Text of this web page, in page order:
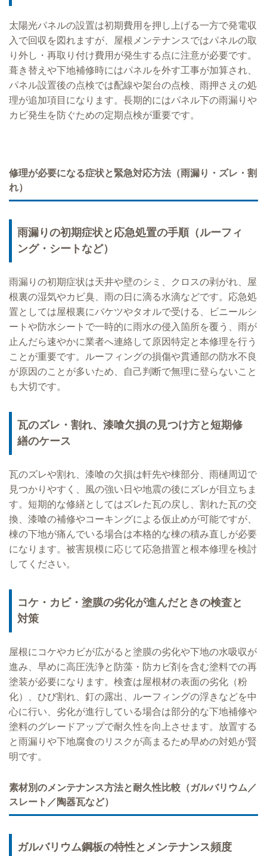
太陽光パネルの設置は初期費用を押し上げる一方で発電収
入で回収を図れますが、屋根メンテナンスではパネルの取
り外し・再取り付け費用が発生する点に注意が必要です。
葺き替えや下地補修時にはパネルを外す工事が加算され、
パネル設置後の点検では配線や架台の点検、雨押さえの処
理が追加項目になります。長期的にはパネル下の雨漏りや
カビ発生を防ぐための定期点検が重要です。
修理が必要になる症状と緊急対応方法（雨漏り・ズレ・割
れ）
雨漏りの初期症状と応急処置の手順（ルーフィ
ング・シートなど）
雨漏りの初期症状は天井や壁のシミ、クロスの剥がれ、屋
根裏の湿気やカビ臭、雨の日に滴る水滴などです。応急処
置としては屋根裏にバケツやタオルで受ける、ビニールシ
ートや防水シートで一時的に雨水の侵入箇所を覆う、雨が
止んだら速やかに業者へ連絡して原因特定と本修理を行う
ことが重要です。ルーフィングの損傷や貫通部の防水不良
が原因のことが多いため、自己判断で無理に登らないこと
も大切です。
瓦のズレ・割れ、漆喰欠損の見つけ方と短期修
繕のケース
瓦のズレや割れ、漆喰の欠損は軒先や棟部分、雨樋周辺で
見つかりやすく、風の強い日や地震の後にズレが目立ちま
す。短期的な修繕としてはズレた瓦の戻し、割れた瓦の交
換、漆喰の補修やコーキングによる仮止めが可能ですが、
棟の下地が痛んでいる場合は本格的な棟の積み直しが必要
になります。被害規模に応じて応急措置と根本修理を検討
してください。
コケ・カビ・塗膜の劣化が進んだときの検査と
対策
屋根にコケやカビが広がると塗膜の劣化や下地の水吸収が
進み、早めに高圧洗浄と防藻・防カビ剤を含む塗料での再
塗装が必要になります。検査は屋根材の表面の劣化（粉
化）、ひび割れ、釘の露出、ルーフィングの浮きなどを中
心に行い、劣化が進行している場合は部分的な下地補修や
塗料のグレードアップで耐久性を向上させます。放置する
と雨漏りや下地腐食のリスクが高まるため早めの対処が賢
明です。
素材別のメンテナンス方法と耐久性比較（ガルバリウム／
スレート／陶器瓦など）
ガルバリウム鋼板の特性とメンテナンス頻度